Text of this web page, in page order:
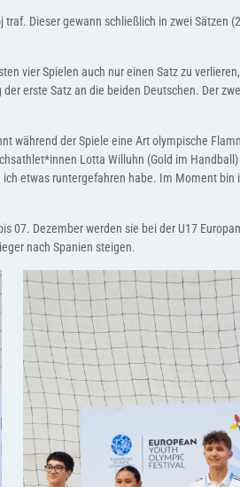
Dieser gewann schließlich in zwei Sätzen
vier Spielen auch nur einen Satz zu
erste Satz an die beiden Deutschen. Der
der Spiele eine Art olympische
Lotta Willuhn (Gold im
etwas runtergefahren habe. Im Moment
Dezember werden sie bei der U17
nach Spanien steigen.